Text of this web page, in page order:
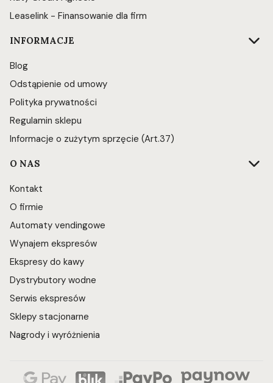
Leaselink - Finansowanie dla firm
INFORMACJE
Blog
Odstąpienie od umowy
Polityka prywatności
Regulamin sklepu
Informacje o zużytym sprzęcie (Art.37)
O NAS
Kontakt
O firmie
Automaty vendingowe
Wynajem ekspresów
Ekspresy do kawy
Dystrybutory wodne
Serwis ekspresów
Sklepy stacjonarne
Nagrody i wyróżnienia